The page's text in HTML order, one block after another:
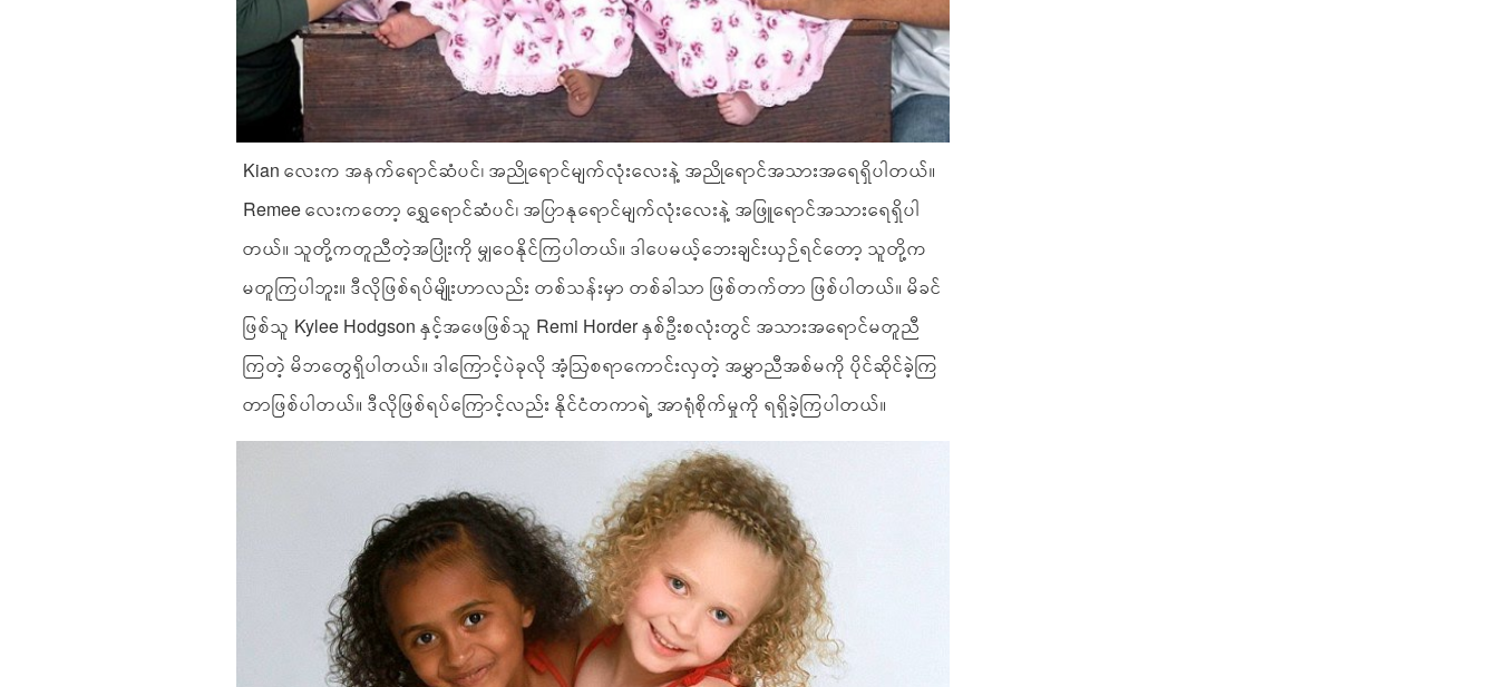
Kian လေးက အနက်ရောင်ဆံပင်၊ အညိုရောင်မျက်လုံးလေးနဲ့ အညိုရောင်အသားအရေရှိပါတယ်။
Remee လေးကတော့ ရွှေရောင်ဆံပင်၊ အပြာနုရောင်မျက်လုံးလေးနဲ့ အဖြူရောင်အသားရေရှိပါ
တယ်။ သူတို့ကတူညီတဲ့အပြုံးကို မျှဝေနိုင်ကြပါတယ်။ ဒါပေမယ့်ဘေးချင်းယှဉ်ရင်တော့ သူတို့က
မတူကြပါဘူး။ ဒီလိုဖြစ်ရပ်မျိုးဟာလည်း တစ်သန်းမှာ တစ်ခါသာ ဖြစ်တက်တာ ဖြစ်ပါတယ်။ မိခင်
ဖြစ်သူ Kylee Hodgson နှင့်အဖေဖြစ်သူ Remi Horder နှစ်ဦးစလုံးတွင် အသားအရောင်မတူညီ
ကြတဲ့ မိဘတွေရှိပါတယ်။ ဒါကြောင့်ပဲခုလို အံ့ဩစရာကောင်းလှတဲ့ အမွှာညီအစ်မကို ပိုင်ဆိုင်ခဲ့ကြ
တာဖြစ်ပါတယ်။ ဒီလိုဖြစ်ရပ်ကြောင့်လည်း နိုင်ငံတကာရဲ့ အာရုံစိုက်မှုကို ရရှိခဲ့ကြပါတယ်။